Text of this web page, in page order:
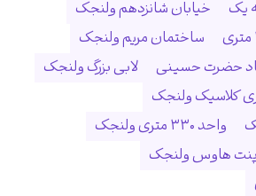
یک
خیابان شانزدهم ولنجک
ساختمان مریم ولنجک
حضرت حسینی
لابی بزرگ ولنجک
کلاسیک ولنجک
واحد ۳۳۰ متری ولنجک
پنت هاوس ولنجک